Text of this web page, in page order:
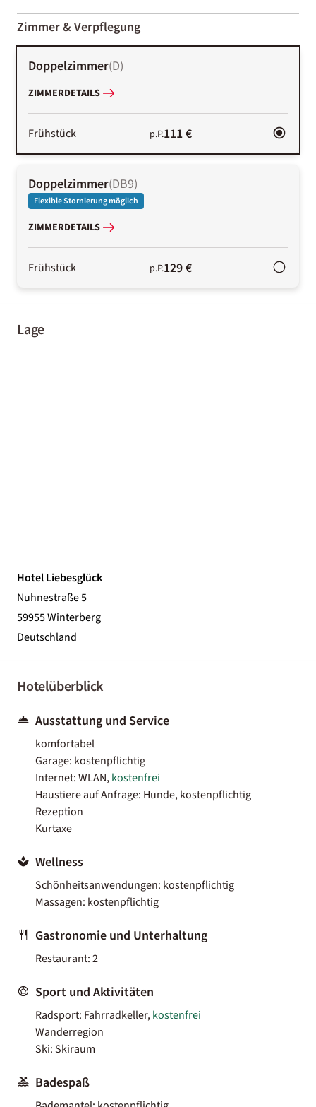
01-02
Zimmer & Verpflegung
Doppelzimmer(D)
ZIMMERDETAILS
Frühstück p.P.111 €
Doppelzimmer(DB9)
Flexible Stornierung möglich
ZIMMERDETAILS
Frühstück p.P.129 €
Lage
Hotel Liebesglück
Nuhnestraße 5
59955 Winterberg
Deutschland
Hotelüberblick
Ausstattung und Service
komfortabel
Garage: kostenpflichtig
Internet: WLAN,kostenfrei
Haustiere auf Anfrage: Hunde, kostenpflichtig
Rezeption
Kurtaxe
Wellness
Schönheitsanwendungen: kostenpflichtig
Massagen: kostenpflichtig
Gastronomie und Unterhaltung
Restaurant: 2
Sport und Aktivitäten
Radsport: Fahrradkeller,kostenfrei
Wanderregion
Ski: Skiraum
Badespaß